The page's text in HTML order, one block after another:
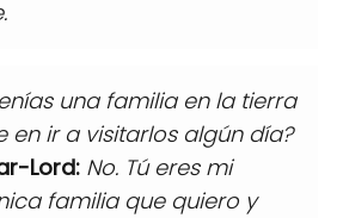
una familia en la tierra
en ir a visitarlos algún día?
Lord: No. Tú eres mi
familia que quiero y